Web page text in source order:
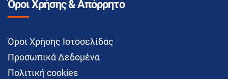
Όροι Χρήσης & Απόρρητο
Όροι Χρήσης Ιστοσελίδας
Προσωπικά Δεδομένα
Πολιτική cookies